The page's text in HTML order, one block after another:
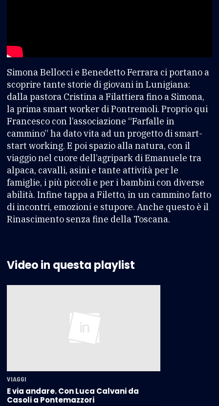
Simona Bellocci e Benedetto Ferrara ci portano a
scoprire tante storie di giovani in Lunigiana:
dalla pastora Cristina a Filattiera fino a Simona,
la prima smart worker di Pontremoli. Proprio qui
Francesco con l’associazione “Farfalle in
cammino” ha dato vita ad un progetto di smart-
start working. E poi spazio alla natura, con il
viaggio nel cuore dell’agripark di Emanuele tra
alpaca, cavalli, asini e tante attività per le
famiglie, i più piccoli e per i bambini con diverse
abilità. Infine tappa a Filetto, in un cammino fatto
di incontri, emozioni e stupore. Anche questo è il
Rinascimento senza fine della Toscana.
Video in questa playlist
VIAGGI
E via andare. Con Luca Calvani da
Casoli a Pontemazzori